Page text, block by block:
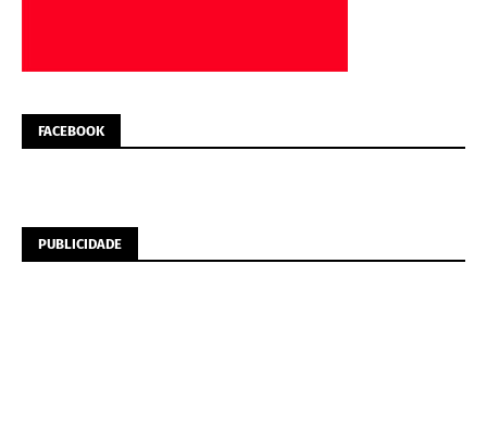
FACEBOOK
PUBLICIDADE